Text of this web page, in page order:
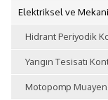
Elektriksel ve
Hidrant Periyodik
Yangın Tesisatı
Motopomp